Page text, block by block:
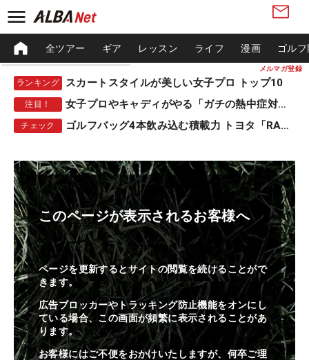
メルマガ登録
全ツアー ギア レッスン ライフ 漫画 ゴル
ランキング スカートスタイルが美しい女子プロ トップ10
注目！ 女子プロやキャディがやる「ガチの熱中症対策」
チェック ゴルフバッグ4本飲み込む積載力 トヨタ「RAV4」
このページが表示されるお客様へ
ページを更新するとサイトの閲覧を続けることがで
きます。
広告ブロッカーやトラッキング防止機能をオンにし
ている場合、この画面が頻繁に表示されることがあ
ります。
お客様にはご不便をおかけいたしますが、何卒ご理